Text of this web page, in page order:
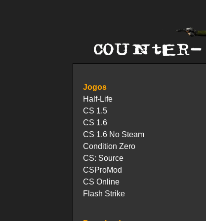
Jogos
Half-Life
CS 1.5
CS 1.6
CS 1.6 No Steam
Condition Zero
CS: Source
CSProMod
CS Online
Flash Strike